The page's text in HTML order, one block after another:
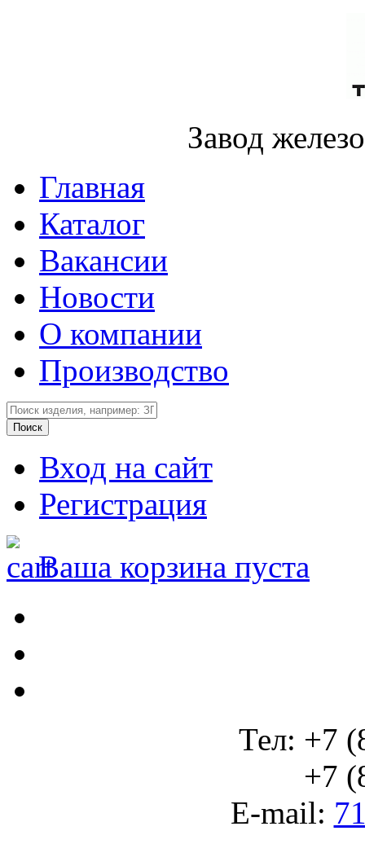
Завод
Главная
Каталог
Вакансии
Новости
О компании
Производство
Вход на сайт
Регистрация
Ваша корзина пуста
Тел: +7
+7
E-mail: